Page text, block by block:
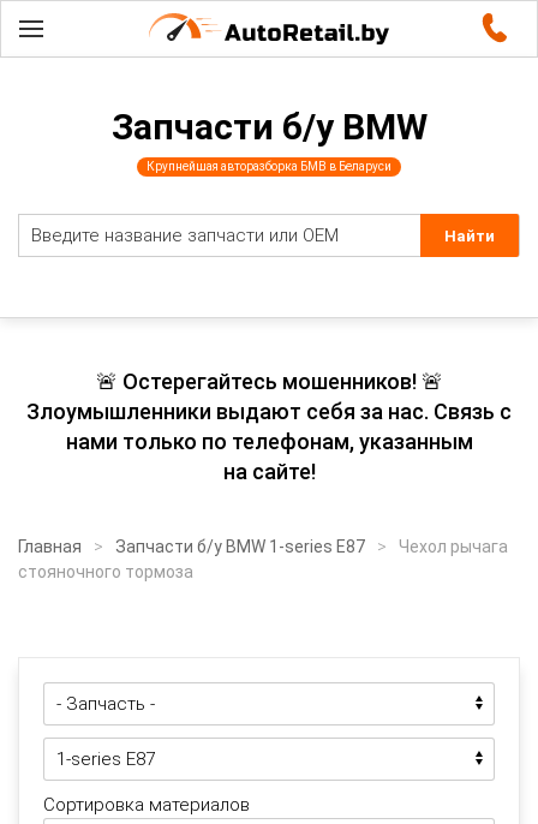
Запчасти б/у BMW
Крупнейшая авторазборка БМВ в Беларуси
🚨 Остерегайтесь мошенников! 🚨
Злоумышленники выдают себя за нас. Связь с
нами только по телефонам, указанным
на сайте!
Главная Запчасти б/у BMW 1-series E87
Чехол рычага
стояночного тормоза
Сортировка материалов